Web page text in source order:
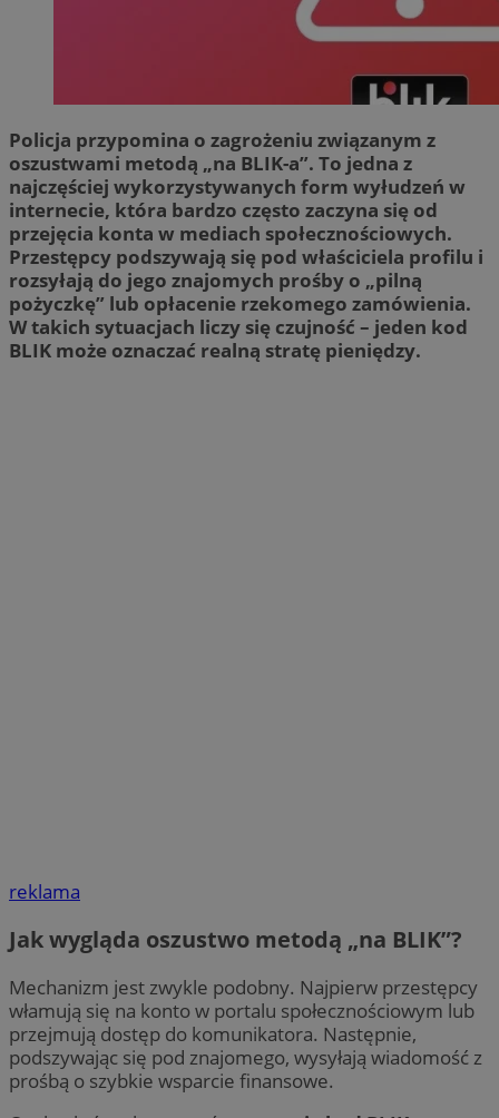
Policja przypomina o zagrożeniu związanym z
oszustwami metodą „na BLIK-a”. To jedna z
najczęściej wykorzystywanych form wyłudzeń w
internecie, która bardzo często zaczyna się od
przejęcia konta w mediach społecznościowych.
Przestępcy podszywają się pod właściciela profilu i
rozsyłają do jego znajomych prośby o „pilną
pożyczkę” lub opłacenie rzekomego zamówienia.
W takich sytuacjach liczy się czujność – jeden kod
BLIK może oznaczać realną stratę pieniędzy.
reklama
Jak wygląda oszustwo metodą „na BLIK”?
Mechanizm jest zwykle podobny. Najpierw przestępcy
włamują się na konto w portalu społecznościowym lub
przejmują dostęp do komunikatora. Następnie,
podszywając się pod znajomego, wysyłają wiadomość z
prośbą o szybkie wsparcie finansowe.